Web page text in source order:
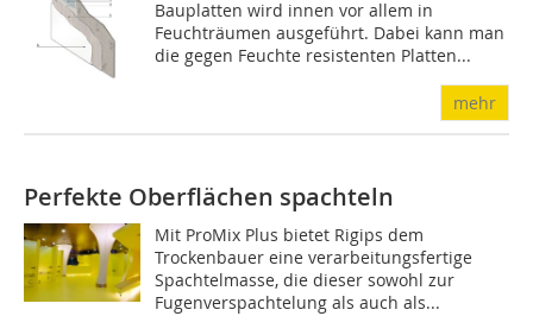
Bauplatten wird innen vor allem in
Feuchträumen ausgeführt. Dabei kann man
die gegen Feuchte resistenten Platten...
mehr
Perfekte Oberflächen spachteln
Mit ProMix Plus bietet Rigips dem
Trockenbauer eine verarbeitungsfertige
Spachtelmasse, die dieser sowohl zur
Fugenverspachtelung als auch als...